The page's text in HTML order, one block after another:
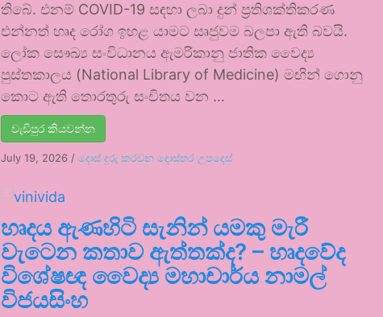
තිබේ. එනම් COVID-19 සඳහා ලබා දුන් ප්‍රතිශක්තිකරණ
එන්නත් හෘද රෝග ඉහළ යාමට සෘජුවම බලපා ඇති බවයි.
ලෝක සෞඛ්‍ය සංවිධානය ඇමරිකානු ජාතික වෛද්‍ය
පුස්තකාලය (National Library of Medicine) මඟින් ගොනු
කොට ඇති තොරතුරු සංචිතය වන …
වැඩිපුර කියවන්න
July 19, 2026 / දොස් දුරු කරවන දොස්තර උපදෙස්
හෘදය ඇණහිටි සැනින් යමකු මැරී
වැටෙන කතාව ඇත්තක්ද? – හෘදවේද
විශේෂඥ වෛද්‍ය මහාචාර්ය නාමල්
විජයසිංහ